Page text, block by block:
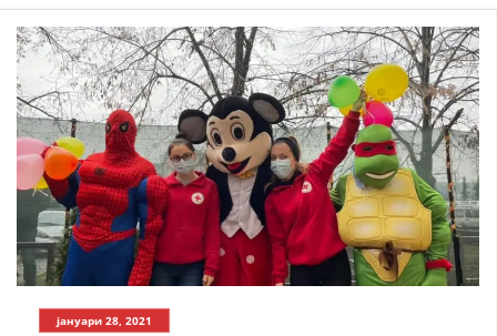
ИСТОРИЈАТ НА ЦКРМ
ИСТОРИЈАТ НА ДВИЖЕЊЕТО
СТРУКТУРА НА ОРГАНИЗАЦИЈАТА
јануари 28, 2021